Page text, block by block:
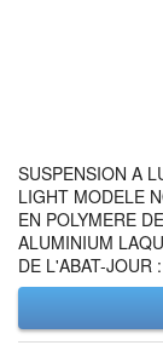
SUSPENSION A
LIGHT MODELE
EN POLYMERE
ALUMINIUM
DE L'ABAT-JOUR